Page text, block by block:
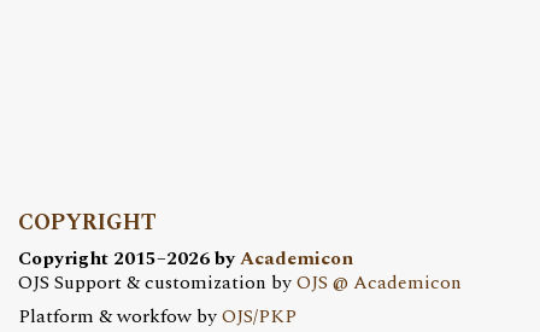
COPYRIGHT
Copyright 2015–2026 byAcademicon
OJS Support & customization byOJS @ Academicon
Platform & workfow byOJS/PKP